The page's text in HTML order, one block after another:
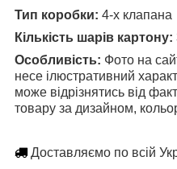
Тип коробки: 4-х клапана
Кількість шарів картону:
Особливість: Фото на
несе ілюстративний
може відрізнятись від
товару за дизайном,
Доставляємо по всій